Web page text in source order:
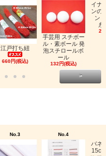
江戸打ち紐
660円(税込)
手芸用 スチボー
ル・素ボール 発
泡スチロールボ
ール
132円(税込)
イナ
ンの
ン
糸
>
No.3 No.4
バネ